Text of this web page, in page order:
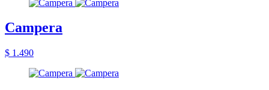
Campera
$ 1.490